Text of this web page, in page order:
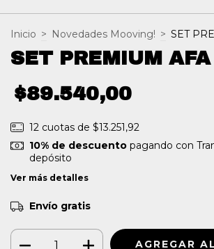
Inicio > Novedades Mooving! > SET
SET PREMIUM AFA
$89.540,00
12 cuotas de $13.251,92
10% de descuentopagando con
depósito
Ver más detalles
Envío gratis